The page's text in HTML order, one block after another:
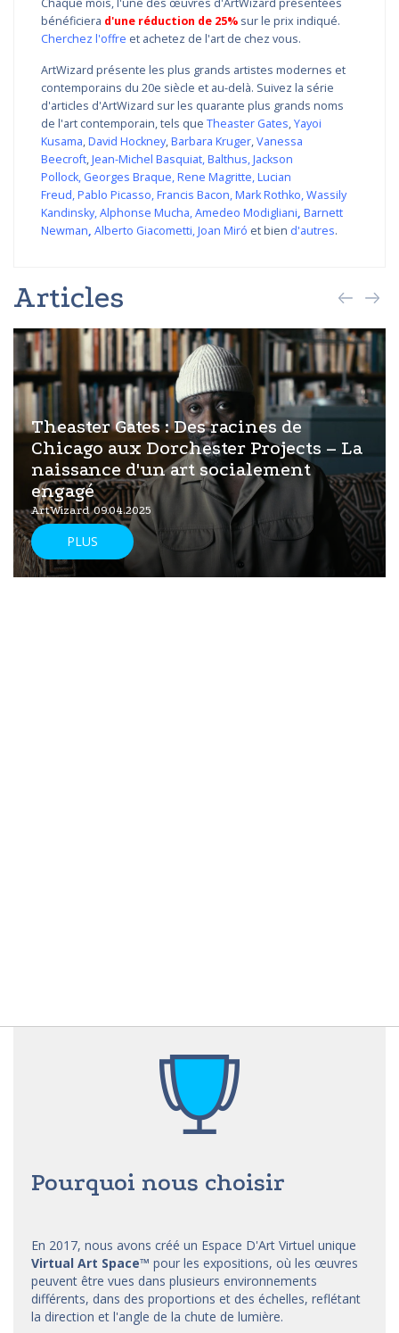
Chaque mois, l'une des œuvres d'ArtWizard présentées
bénéficiera d'une réduction de 25% sur le prix indiqué.
Cherchez l'offre et achetez de l'art de chez vous.
ArtWizard présente les plus grands artistes modernes et
contemporains du 20e siècle et au-delà. Suivez la série
d'articles d'ArtWizard sur les quarante plus grands noms
de l'art contemporain, tels que Theaster Gates,Yayoi
Kusama,David Hockney,Barbara Kruger,Vanessa
Beecroft,Jean-Michel Basquiat,Balthus,Jackson
Pollock, Georges Braque,Rene Magritte,Lucian
Freud,Pablo Picasso,Francis Bacon,Mark Rothko,Wassily
Kandinsky,Alphonse Mucha,Amedeo Modigliani, Barnett
Newman, Alberto Giacometti,Joan Miró et bien d'autres.
Articles
Theaster Gates : Des racines de
Chicago aux Dorchester Projects – La
naissance d'un art socialement
engagé
ArtWizard 09.04.2025
PLUS
Pourquoi nous choisir
En 2017, nous avons créé un Espace D'Art Virtuel unique
Virtual Art Space™ pour les expositions, où les œuvres
peuvent être vues dans plusieurs environnements
différents, dans des proportions et des échelles, reflétant
la direction et l'angle de la chute de lumière.